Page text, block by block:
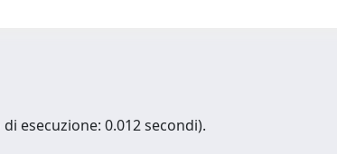
esecuzione: 0.012 secondi).